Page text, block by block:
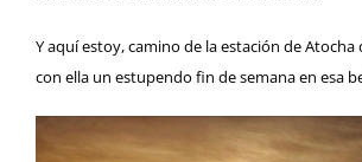
Y aquí estoy, camino de la estación de Atocha
con ella un estupendo fin de semana en esa